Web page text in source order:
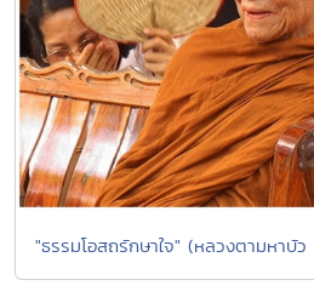
"ธรรมโอสถรักษาใจ" (หลวงตามหา